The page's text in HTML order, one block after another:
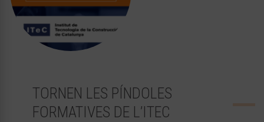
TORNEN LES PÍNDOLES
FORMATIVES DE L’ITEC